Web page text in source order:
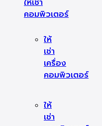
ให้เช่า
คอมพิวเตอร์
ให้
เช่า
เครื่อง
คอมพิวเตอร์
ให้
เช่า